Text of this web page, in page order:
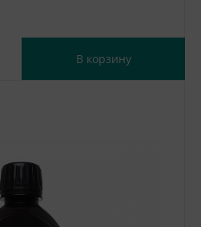
В корзину